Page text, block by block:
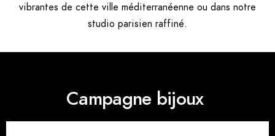
vibrantes de cette ville méditerranéenne ou dans notre
studio parisien raffiné.
Campagne bijoux ​